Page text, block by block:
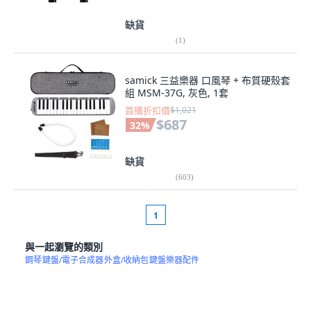
缺貨
(1)
samick 三益樂器 口風琴 + 布質硬殼套
組 MSM-37G, 灰色, 1套
首購折扣價$1,021
32% $687
缺貨
(603)
1
與一起瀏覽的類別
鋼琴鍵盤/電子合成器外盒/收納包鍵盤樂器配件